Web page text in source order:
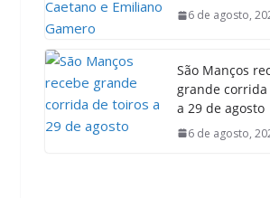
6 de agosto,
São Manços
grande
a 29 de agosto
6 de agosto,